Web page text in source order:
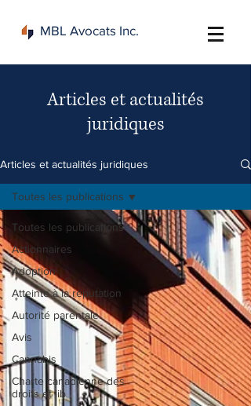
MBL Avocats Inc.
Articles et actualités
juridiques
Articles et actualités juridiques
Toutes les publications
Actionnaires
Adoption
Atteinte à la réputation
Autorité parentale
Avis
Cannabis
Charte canadienne des
droits et lib
Toutes les publications